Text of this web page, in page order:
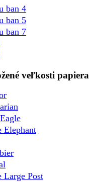
ban 4
ban 5
ban 7
veľkosti papiera
Elephant
Large Post